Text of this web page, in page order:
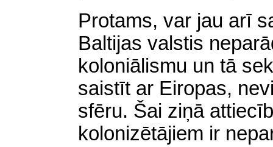
Protams, var jau arī
Baltijas valstis
koloniālismu un tā
saistīt ar Eiropas,
sfēru. Šai ziņā
kolonizētājiem ir